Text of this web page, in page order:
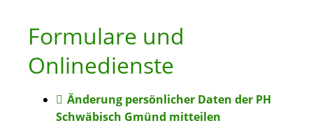
Formulare und
Onlinedienste
Änderung persönlicher Daten der PH
Schwäbisch Gmünd mitteilen